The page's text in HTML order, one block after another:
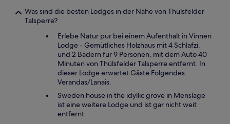
Was sind die besten Lodges in der Nähe von Thülsfelder
Talsperre?
Erlebe Natur pur bei einem Aufenthalt in Vinnen
Lodge - Gemütliches Holzhaus mit 4 Schlafzi.
und 2 Bädern für 9 Personen, mit dem Auto 40
Minuten von Thülsfelder Talsperre entfernt. In
dieser Lodge erwartet Gäste Folgendes:
Verandas/Lanais.
Sweden house in the idyllic grove in Menslage
ist eine weitere Lodge und ist gar nicht weit
entfernt.